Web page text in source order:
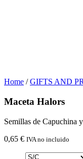
Home /GIFTS AND
Maceta Halors
Semillas de Capuchina
0,65 € IVA no incluido